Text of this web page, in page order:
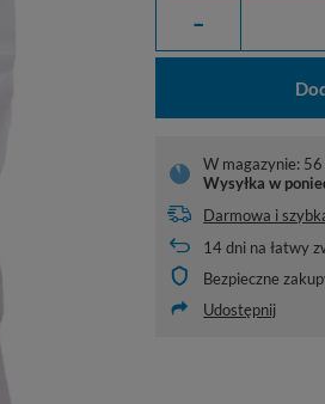
-
W magazynie: 56
Wysyłkaw
Darmowa i
14dni na łatwy
Bezpieczne
Udostępnij